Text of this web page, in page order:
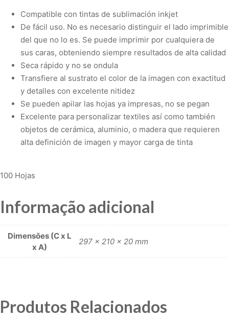
Compatible con tintas de sublimación inkjet
De fácil uso. No es necesario distinguir el lado imprimible
del que no lo es. Se puede imprimir por cualquiera de
sus caras, obteniendo siempre resultados de alta calidad
Seca rápido y no se ondula
Transfiere al sustrato el color de la imagen con exactitud
y detalles con excelente nitidez
Se pueden apilar las hojas ya impresas, no se pegan
Excelente para personalizar textiles así como también
objetos de cerámica, aluminio, o madera que requieren
alta definición de imagen y mayor carga de tinta
100 Hojas
Informação adicional
Dimensões (C x L
x A)
297 × 210 × 20 mm
Produtos Relacionados